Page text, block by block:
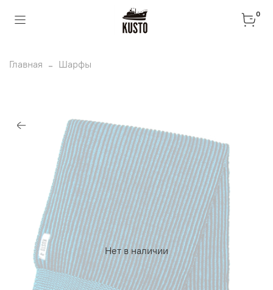
0
Главная Шарфы
Нет в наличии